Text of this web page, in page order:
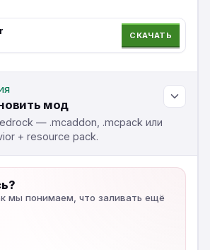
СКАЧАТЬ
мод
— .mcaddon, .mcpack или
+ resource pack.
мы понимаем, что заливать ещё